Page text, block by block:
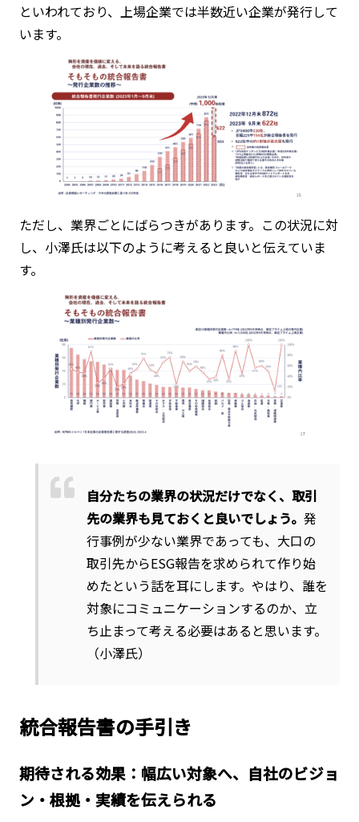
といわれており、上場企業では半数近い企業が発行して
います。
ただし、業界ごとにばらつきがあります。この状況に対
し、小澤氏は以下のように考えると良いと伝えていま
す。
自分たちの業界の状況だけでなく、取引
先の業界も見ておくと良いでしょう。 発
行事例が少ない業界であっても、大口の
取引先からESG報告を求められて作り始
めたという話を耳にします。やはり、誰を
対象にコミュニケーションするのか、立
ち止まって考える必要はあると思います。
（小澤氏）
統合報告書の手引き
期待される効果：幅広い対象へ、自社のビジョ
ン・根拠・実績を伝えられる